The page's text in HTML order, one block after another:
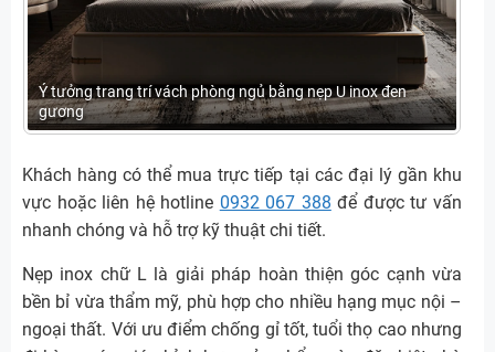
Ý tưởng trang trí vách phòng ngủ bằng nẹp U inox đen
gương
Khách hàng có thể mua trực tiếp tại các đại lý gần khu
vực hoặc liên hệ hotline 0932 067 388 để được tư vấn
nhanh chóng và hỗ trợ kỹ thuật chi tiết.
Nẹp inox chữ L là giải pháp hoàn thiện góc cạnh vừa
bền bỉ vừa thẩm mỹ, phù hợp cho nhiều hạng mục nội –
ngoại thất. Với ưu điểm chống gỉ tốt, tuổi thọ cao nhưng